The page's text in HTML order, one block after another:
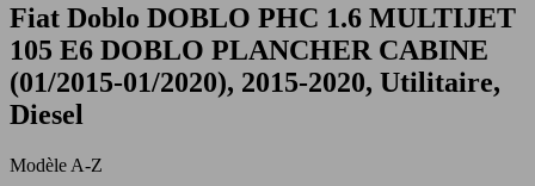
Fiat Doblo DOBLO PHC 1.6 MULTIJET
105 E6 DOBLO PLANCHER CABINE
(01/2015-01/2020), 2015-2020, Utilitaire,
Diesel
Modèle A-Z